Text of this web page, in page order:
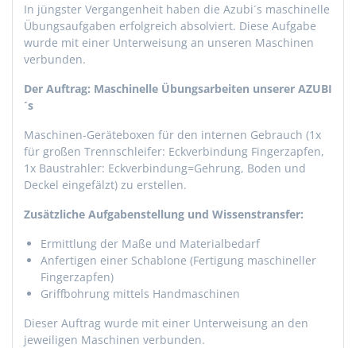
In jüngster Vergangenheit haben die Azubi´s maschinelle
Übungsaufgaben erfolgreich absolviert. Diese Aufgabe
wurde mit einer Unterweisung an unseren Maschinen
verbunden.
Der Auftrag: Maschinelle Übungsarbeiten unserer AZUBI
´s
Maschinen-Geräteboxen für den internen Gebrauch (1x
für großen Trennschleifer: Eckverbindung Fingerzapfen,
1x Baustrahler: Eckverbindung=Gehrung, Boden und
Deckel eingefälzt) zu erstellen.
Zusätzliche Aufgabenstellung und Wissenstransfer:
Ermittlung der Maße und Materialbedarf
Anfertigen einer Schablone (Fertigung maschineller
Fingerzapfen)
Griffbohrung mittels Handmaschinen
Dieser Auftrag wurde mit einer Unterweisung an den
jeweiligen Maschinen verbunden.